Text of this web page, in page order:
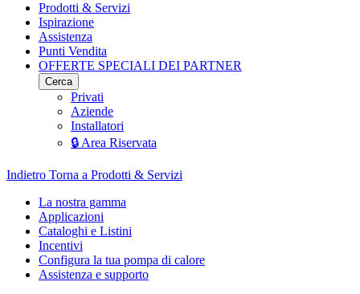
Prodotti & Servizi
Ispirazione
Assistenza
Punti Vendita
OFFERTE SPECIALI DEI PARTNER
Cerca
Privati
Aziende
Installatori
🔒 Area Riservata
Indietro Torna a Prodotti & Servizi
La nostra gamma
Applicazioni
Cataloghi e Listini
Incentivi
Configura la tua pompa di calore
Assistenza e supporto